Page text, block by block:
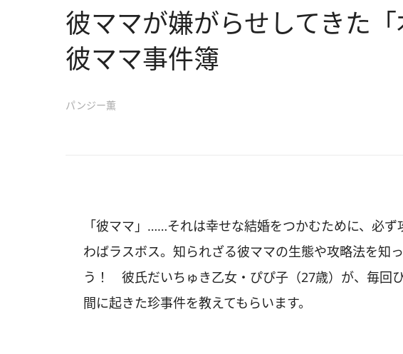
彼ママが嫌がらせしてきた
彼ママ事件簿
パンジー薫
「彼ママ」……それは幸せな結婚をつかむために、必
わばラスボス。知られざる彼ママの生態や攻略法を知
う！ 彼氏だいちゅき乙女・ぴぴ子（27歳）が、毎回
間に起きた珍事件を教えてもらいます。